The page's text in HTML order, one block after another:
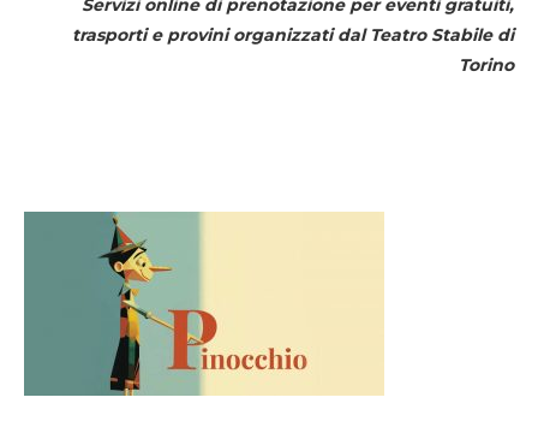
Servizi online di prenotazione per eventi gratuiti,
trasporti e provini organizzati dal Teatro Stabile di
Torino